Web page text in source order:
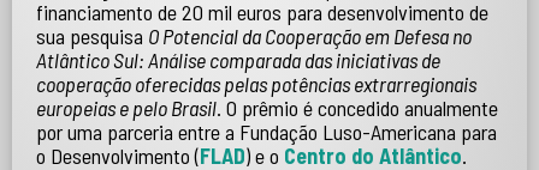
financiamento de 20 mil euros para desenvolvimento de
sua pesquisa O Potencial da Cooperação em Defesa no
Atlântico Sul: Análise comparada das iniciativas de
cooperação oferecidas pelas potências extrarregionais
europeias e pelo Brasil. O prêmio é concedido anualmente
por uma parceria entre a Fundação Luso-Americana para
o Desenvolvimento (FLAD) e o Centro do Atlântico.